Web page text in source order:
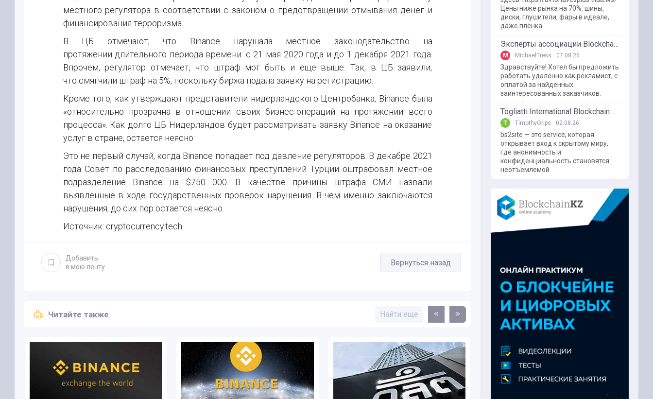
местного регулятора в соответствии с законом о предотвращении отмывания денег и
финансирования терроризма.
В ЦБ отмечают, что Binance нарушала местное законодательство на
протяжении длительного периода времени: с 21 мая 2020 года и до 1 декабря 2021 года.
Впрочем, регулятор отмечает, что штраф мог быть и еще выше. Так, в ЦБ заявили,
что смягчили штраф на 5%, поскольку биржа подала заявку на регистрацию.
Кроме того, как утверждают представители нидерландского Центробанка, Binance была
«относительно прозрачна в отношении своих бизнес-операций на протяжении всего
процесса». Как долго ЦБ Нидерландов будет рассматривать заявку Binance на оказание
услуг в стране, остается неясно.
Это не первый случай, когда Binance попадает под давление регуляторов. В декабре 2021
года Совет по расследованию финансовых преступлений Турции оштрафовал местное
подразделение Binance на $750 000. В качестве причины штрафа СМИ назвали
выявленные в ходе государственных проверок нарушения. В чем именно заключаются
нарушения, до сих пор остается неясно.
Источник: cryptocurrency.tech
Добавить
в мою ленту
Вернуться назад
Читайте также Найти еще
Цены ниже рынка на 70%. шины,
диски, глушители, фары в идеале,
даже плёнка
Эксперты ассоциации BlockchainKZ были приглашенный в г. Туркестан на межрегиональный форум "Финансовая безопастность в эпоху цифровизации и ИИ"
M MichaelTreks 07.08.26
Здравствуйте! Хотел бы предложить
работать удаленно как рекламист, с
оплатой за найденных
заинтересованных заказчиков.
Togliatti International Blockchain Forum
T TimothyOrips 02.08.26
bs2site — это service, которая
открывает вход к скрытому миру,
где анонимность и
конфиденциальность становятся
неотъемлемой